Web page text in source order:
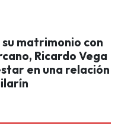
matrimonio con
Ricardo Vega
en una relación